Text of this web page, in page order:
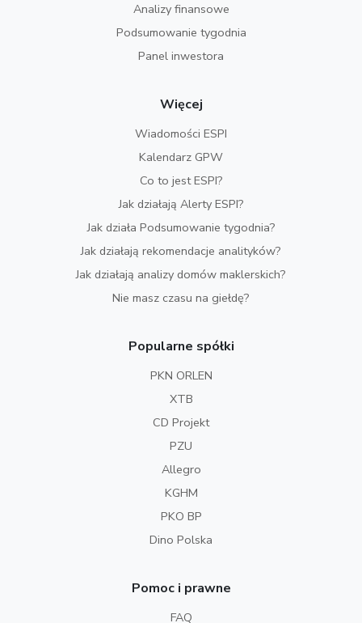
Analizy finansowe
Podsumowanie tygodnia
Panel inwestora
Więcej
Wiadomości ESPI
Kalendarz GPW
Co to jest ESPI?
Jak działają Alerty ESPI?
Jak działa Podsumowanie tygodnia?
Jak działają rekomendacje analityków?
Jak działają analizy domów maklerskich?
Nie masz czasu na giełdę?
Popularne spółki
PKN ORLEN
XTB
CD Projekt
PZU
Allegro
KGHM
PKO BP
Dino Polska
Pomoc i prawne
FAQ